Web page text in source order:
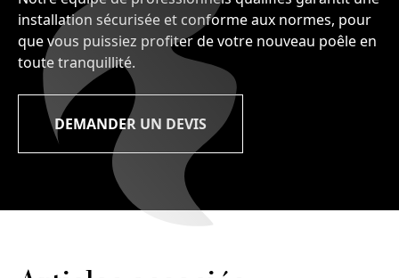
installation sécurisée et conforme aux normes, pour
que vous puissiez profiter de votre nouveau poêle en
toute tranquillité.
DEMANDER UN DEVIS